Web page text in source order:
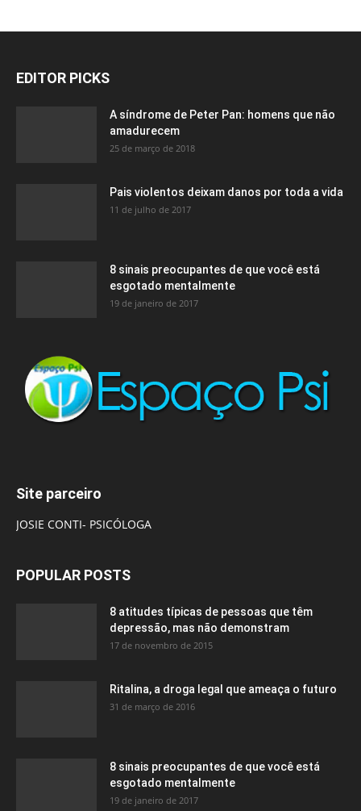
EDITOR PICKS
A síndrome de Peter Pan: homens que não
amadurecem
25 de março de 2018
Pais violentos deixam danos por toda a vida
11 de julho de 2017
8 sinais preocupantes de que você está
esgotado mentalmente
19 de janeiro de 2017
Site parceiro
JOSIE CONTI- PSICÓLOGA
POPULAR POSTS
8 atitudes típicas de pessoas que têm
depressão, mas não demonstram
17 de novembro de 2015
Ritalina, a droga legal que ameaça o futuro
31 de março de 2016
8 sinais preocupantes de que você está
esgotado mentalmente
19 de janeiro de 2017